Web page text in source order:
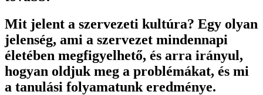
Mit jelent a szervezeti kultúra? Egy olyan
jelenség, ami a szervezet mindennapi
életében megfigyelhető, és arra irányul,
hogyan oldjuk meg a problémákat, és mi
a tanulási folyamatunk eredménye.